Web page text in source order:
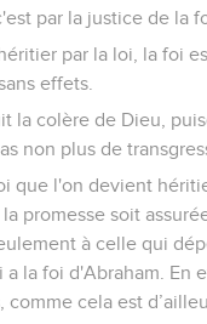
par la justice de la
par la loi, la foi
effets.
la colère de Dieu,
non plus de
que l'on devient
promesse soit
à celle qui
a la foi d'Abraham. En
comme cela est